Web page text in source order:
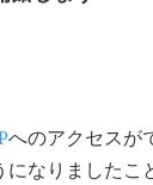
へのアクセスが
なりましたこ